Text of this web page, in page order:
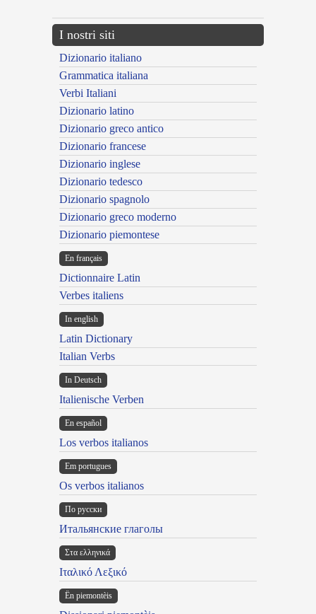
I nostri siti
Dizionario italiano
Grammatica italiana
Verbi Italiani
Dizionario latino
Dizionario greco antico
Dizionario francese
Dizionario inglese
Dizionario tedesco
Dizionario spagnolo
Dizionario greco moderno
Dizionario piemontese
En français
Dictionnaire Latin
Verbes italiens
In english
Latin Dictionary
Italian Verbs
In Deutsch
Italienische Verben
En español
Los verbos italianos
Em portugues
Os verbos italianos
По русски
Итальянские глаголы
Στα ελληνικά
Ιταλικό Λεξικό
Ën piemontèis